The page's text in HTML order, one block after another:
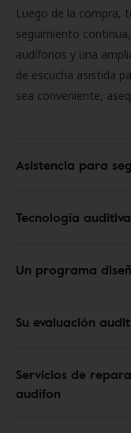
Luego de la compra,
seguimiento
audífonos y una
de escucha asistida
sea conveniente,
Asistencia para
Tecnología
Un programa
Su evaluación
Servicios de
audífon